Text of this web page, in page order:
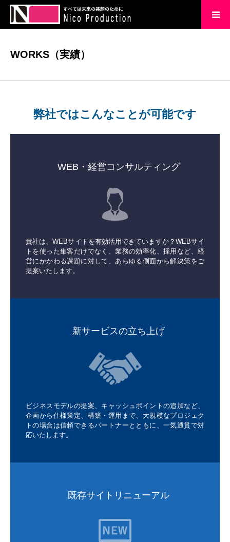
WORKS（実績）
弊社ではこんなことが可能です
WEB・経営コンサルティング
貴社は、WEBサイトを有効活用できていますか？WEBサイ
トを使った集客だけでなく、業務の効率化、採用など、経
営にかかわる課題に対して、あらゆる側面から解決策をご
提案いたします。
新サービスの立ち上げ
ビジネスモデルの提案、キャッシュポイントの追加など、
企画から仕様策定、構築・運用まで、大規模なプロジェク
トの場合は信頼できるパートナーとともに、一気通貫で対
応いたします。
既存サイトリニューアル